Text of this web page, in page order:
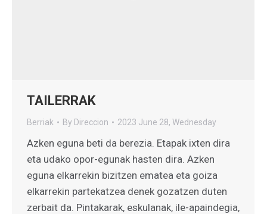
TAILERRAK
Berriak By Direccion 2023 June 28, Wednesday
Azken eguna beti da berezia. Etapak ixten dira
eta udako opor-egunak hasten dira. Azken
eguna elkarrekin bizitzen ematea eta goiza
elkarrekin partekatzea denek gozatzen duten
zerbait da. Pintakarak, eskulanak, ile-apaindegia,